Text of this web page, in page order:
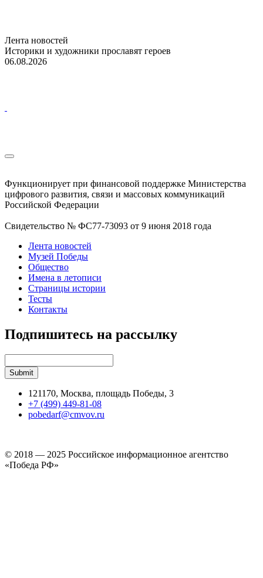
Лента новостей
Историки и художники прославят героев
06.08.2026
Функционирует при финансовой поддержке Министерства
цифрового развития, связи и массовых коммуникаций
Российской Федерации
Свидетельство № ФС77-73093 от 9 июня 2018 года
Лента новостей
Музей Победы
Общество
Имена в летописи
Страницы истории
Тесты
Контакты
Подпишитесь на рассылку
121170, Москва, площадь Победы, 3
+7 (499) 449-81-08
pobedarf@cmvov.ru
© 2018 — 2025 Российское информационное агентство
«Победа РФ»